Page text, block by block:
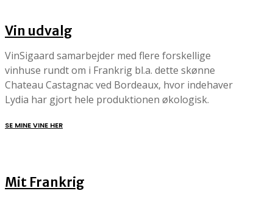
Vin udvalg
VinSigaard samarbejder med flere forskellige
vinhuse rundt om i Frankrig bl.a. dette skønne
Chateau Castagnac ved Bordeaux, hvor indehaver
Lydia har gjort hele produktionen økologisk.
SE MINE VINE HER
Mit Frankrig